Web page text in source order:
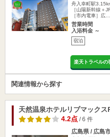
舟入幸町駅
［山陽新幹線＋
［市内電車］広…
営業時間
入浴料金 ～
宿泊
楽天トラベルの
関連情報から探す
天然温泉ホテルリブマック
4.2点/ 6 件
広島県 / 広島